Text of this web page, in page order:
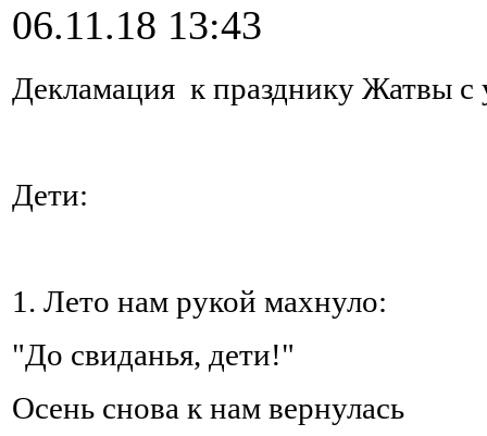
06.11.18 13:43
Декламация к празднику Жатвы c
Дети:
1. Лето нам рукой махнуло:
"До свиданья, дети!"
Осень снова к нам вернулась